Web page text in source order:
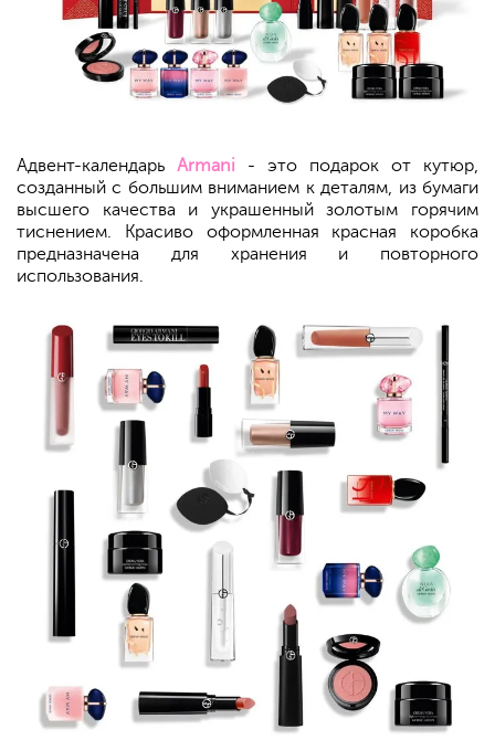
Адвент-календарь Armani - это подарок от кутюр,
созданный с большим вниманием к деталям, из бумаги
высшего качества и украшенный золотым горячим
тиснением. Красиво оформленная красная коробка
предназначена для хранения и повторного
использования.